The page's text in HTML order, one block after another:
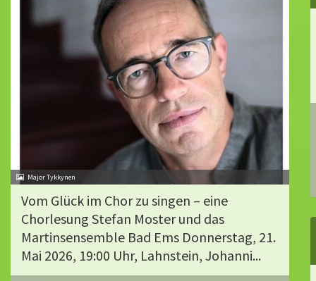
Major Tykkynen
Vom Glück im Chor zu singen – eine
Chorlesung Stefan Moster und das
Martinsensemble Bad Ems Donnerstag, 21.
Mai 2026, 19:00 Uhr, Lahnstein, Johanni...